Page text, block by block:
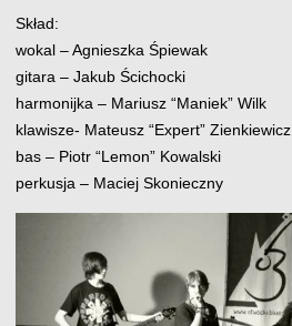
Skład:
wokal – Agnieszka Śpiewak
gitara – Jakub Ścichocki
harmonijka – Mariusz “Maniek” Wilk
klawisze- Mateusz “Expert” Zienkiewicz
bas – Piotr “Lemon” Kowalski
perkusja – Maciej Skonieczny